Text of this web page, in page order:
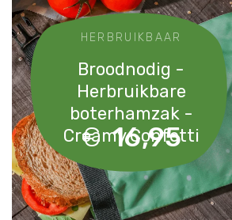
HERBRUIKBAAR
Broodnodig -
Herbruikbare
boterhamzak -
Creamy Confetti
€16,95